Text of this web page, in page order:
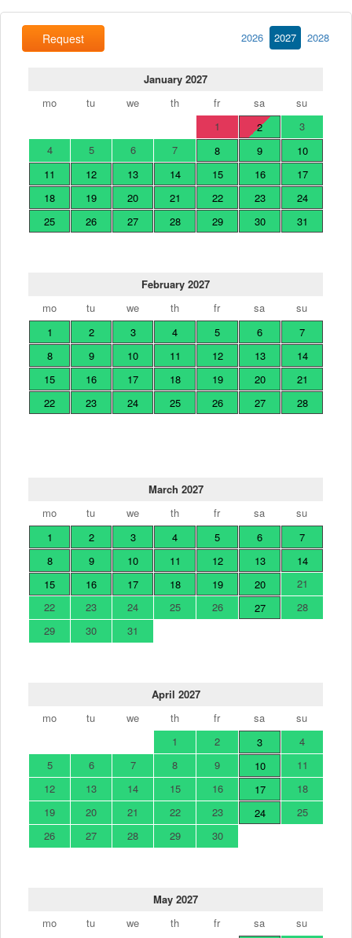
Request 2026 2027 2028
January 2027
mo
tu we th fr sa
su
1
2
3
4
5 6 7 8 9
10
11
12 13 14 15 16
17
18
19 20 21 22 23
24
25
26 27 28 29 30 31
February 2027
mo
tu we th fr sa
su
1
2 3 4 5 6
7
8
9 10 11 12 13
14
15
16 17 18 19 20
21
22
23 24 25 26 27 28
March 2027
mo
tu we th fr sa
su
1
2 3 4 5 6
7
8
9 10 11 12 13
14
15
16 17 18 19 20
21
22
23 24 25 26 27
28
29
30 31
April 2027
mo
tu we th fr sa
su
1
2 3
4
5
6 7 8 9 10
11
12
13 14 15 16 17
18
19
20 21 22 23 24
25
26
27 28 29 30
May 2027
mo
tu we th fr sa
su